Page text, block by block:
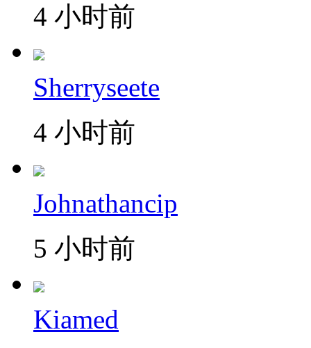
4 小时前
Sherryseete
4 小时前
Johnathancip
5 小时前
Kiamed